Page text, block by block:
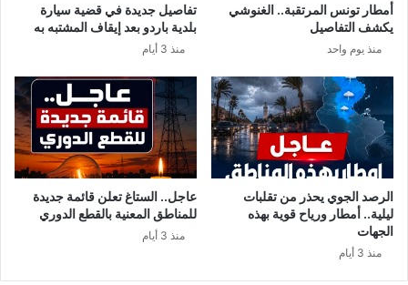
أمطار تونس المرتقبة.. الغنوشي
يكشف التفاصيل
منذ يوم واحد
تفاصيل جديدة في قضية سيارة
بلدية باردو بعد إيقاف المشتبه به
منذ 3 أيام
الرصد الجوي يحذر من تقلبات
ليلية.. أمطار ورياح قوية بهذه
الجهات
منذ 3 أيام
عاجل.. الستاغ تعلن قائمة جديدة
للمناطق المعنية بالقطع الدوري
منذ 3 أيام